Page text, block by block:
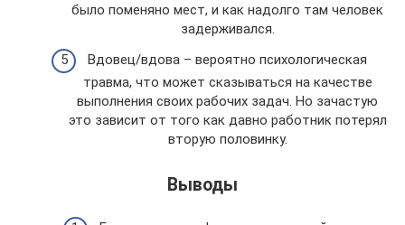
было поменяно мест, и как надолго там человек
задерживался.
Вдовец/вдова – вероятно психологическая
травма, что может сказываться на качестве
выполнения своих рабочих задач. Но зачастую
это зависит от того как давно работник потерял
вторую половинку.
Выводы